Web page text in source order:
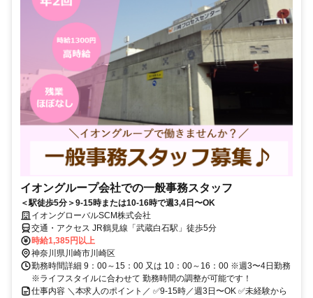
イオングループ会社での一般事務スタッフ
＜駅徒歩5分＞9-15時または10-16時で週3,4日〜OK
イオングローバルSCM株式会社
交通・アクセス JR鶴見線「武蔵白石駅」徒歩5分
時給1,385円以上
神奈川県川崎市川崎区
勤務時間詳細 9：00～15：00 又は 10：00～16：00 ※週3〜4日勤務
※ライフスタイルに合わせて 勤務時間の調整が可能です！
仕事内容 ＼本求人のポイント／ ✅9-15時／週3日〜OK ✅未経験から